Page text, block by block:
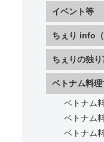
イベント等
ちぇり info（
ちぇりの独り
ベトナム料理
ベトナム
ベトナム
ベトナム